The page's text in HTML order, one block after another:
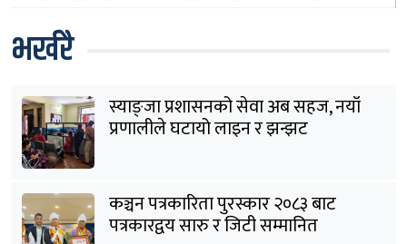
भर्खरै
स्याङ्जा प्रशासनको सेवा अब सहज, नयाँ
प्रणालीले घटायो लाइन र झन्झट
कञ्चन पत्रकारिता पुरस्कार २०८३ बाट
पत्रकारद्वय सारु र जिटी सम्मानित